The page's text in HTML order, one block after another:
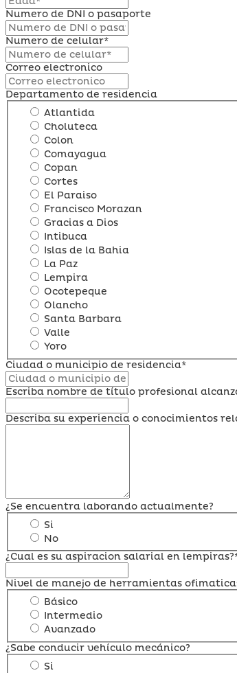
Numero de DNI o pasaporte
Numero de celular*
Correo electronico
Departamento de residencia
Atlantida
Choluteca
Colon
Comayagua
Copan
Cortes
El Paraiso
Francisco Morazan
Gracias a Dios
Intibuca
Islas de la Bahia
La Paz
Lempira
Ocotepeque
Olancho
Santa Barbara
Valle
Yoro
Ciudad o municipio de residencia*
Escriba nombre de título profesional
Describa su experiencia o conocimientos
¿Se encuentra laborando actualmente?
Si
No
¿Cual es su aspiracion salarial en
Nivel de manejo de herramientas
Básico
Intermedio
Avanzado
¿Sabe conducir vehículo mecánico?
Si